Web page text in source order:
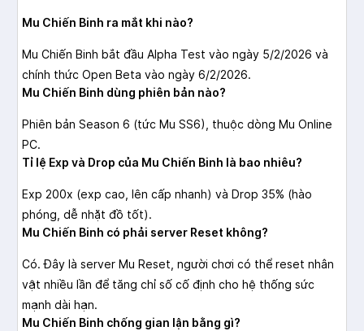
Mu Chiến Binh ra mắt khi nào?
Mu Chiến Binh bắt đầu Alpha Test vào ngày 5/2/2026 và
chính thức Open Beta vào ngày 6/2/2026.
Mu Chiến Binh dùng phiên bản nào?
Phiên bản Season 6 (tức Mu SS6), thuộc dòng Mu Online
PC.
Tỉ lệ Exp và Drop của Mu Chiến Binh là bao nhiêu?
Exp 200x (exp cao, lên cấp nhanh) và Drop 35% (hào
phóng, dễ nhặt đồ tốt).
Mu Chiến Binh có phải server Reset không?
Có. Đây là server Mu Reset, người chơi có thể reset nhân
vật nhiều lần để tăng chỉ số cố định cho hệ thống sức
mạnh dài hạn.
Mu Chiến Binh chống gian lận bằng gì?